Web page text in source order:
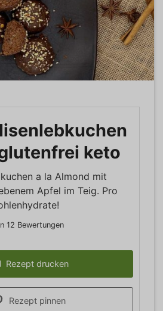
keto
a la Almond mit
Apfel im Teig. Pro
12 Bewertungen
Rezept drucken
Rezept pinnen